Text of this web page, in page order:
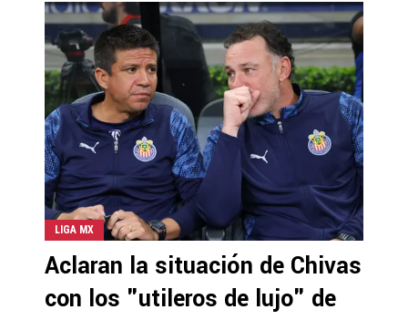
LIGA MX
Aclaran la situación de Chivas
con los "utileros de lujo" de